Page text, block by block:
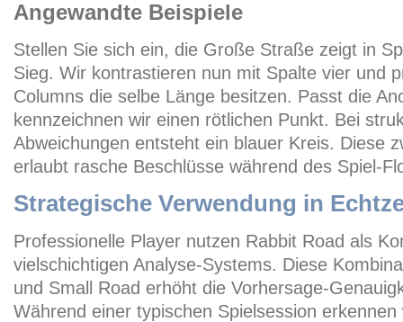
Angewandte Beispiele
Stellen Sie sich ein, die Große Straße zeigt in
Sieg. Wir kontrastieren nun mit Spalte vier und
Columns die selbe Länge besitzen. Passt die
kennzeichnen wir einen rötlichen Punkt. Bei
Abweichungen entsteht ein blauer Kreis. Diese
erlaubt rasche Beschlüsse während des Spiel-
Strategische Verwendung in
Professionelle Player nutzen Rabbit Road als
vielschichtigen Analyse-Systems. Diese
und Small Road erhöht die Vorhersage-
Während einer typischen Spielsession erkennen